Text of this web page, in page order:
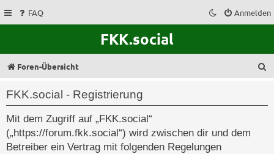
FAQ Anmelden
FKK.social
Foren-Übersicht
FKK.social - Registrierung
Mit dem Zugriff auf „FKK.social“
(„https://forum.fkk.social“) wird zwischen dir und dem
Betreiber ein Vertrag mit folgenden Regelungen